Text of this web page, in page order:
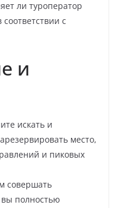
ли туроператор
с
и
искать и
место,
и пиковых
совершать
полностью